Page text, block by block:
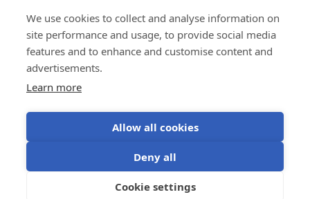
We use cookies to collect and analyse information on
site performance and usage, to provide social media
features and to enhance and customise content and
advertisements.
Learn more
Allow all cookies
Deny all
Cookie settings
Політика
файлів cookie
файлів cookie
©Victron Energy